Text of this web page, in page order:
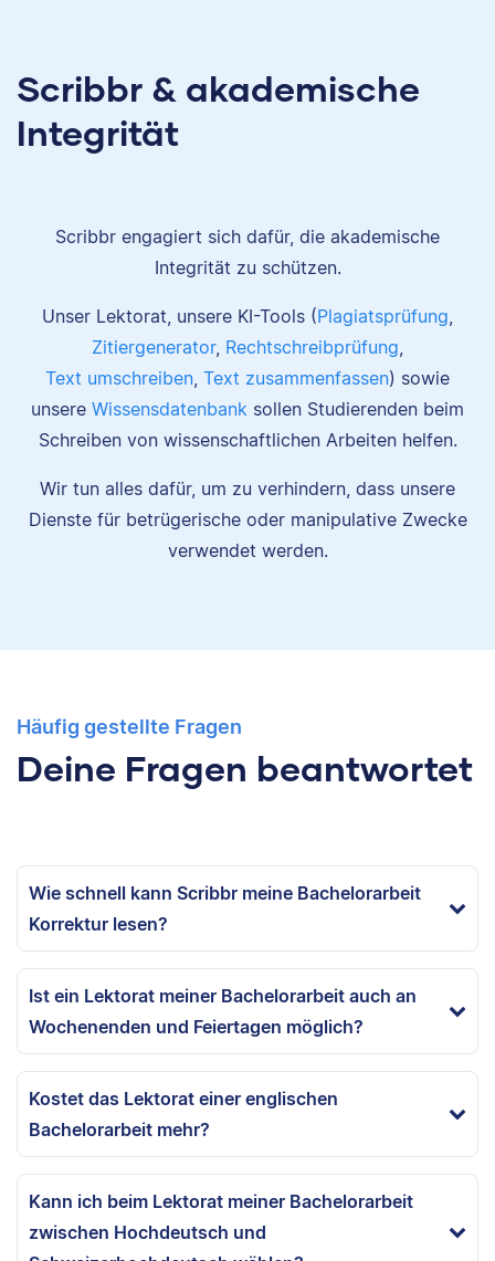
Scribbr & akademische
Integrität
Scribbr engagiert sich dafür, die akademische
Integrität zu schützen.
Unser Lektorat, unsere KI-Tools (Plagiatsprüfung
Zitiergenerator, Rechtschreibprüfung
Text umschreiben Text zusammenfassen) sowie
unsere Wissensdatenbank sollen Studierenden beim
Schreiben von wissenschaftlichen Arbeiten helfen.
Wir tun alles dafür, um zu verhindern, dass unsere
Dienste für betrügerische oder manipulative Zwecke
verwendet werden.
Häufig gestellte Fragen
Deine Fragen beantwortet
Wie schnell kann Scribbr meine Bachelorarbeit
Korrektur lesen?
Ist ein Lektorat meiner Bachelorarbeit auch an
Wochenenden und Feiertagen möglich?
Kostet das Lektorat einer englischen
Bachelorarbeit mehr?
Kann ich beim Lektorat meiner Bachelorarbeit
zwischen Hochdeutsch und